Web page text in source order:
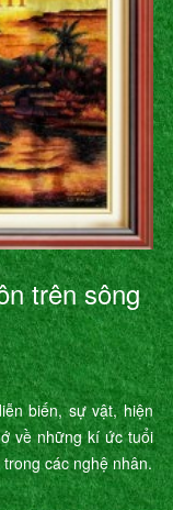
trên sông
biến, sự vật, hiện
về những kí ức tuổi
các nghệ nhân.